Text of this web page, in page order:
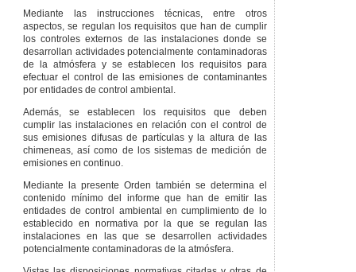
Mediante las instrucciones técnicas, entre otros
aspectos, se regulan los requisitos que han de cumplir
los controles externos de las instalaciones donde se
desarrollan actividades potencialmente contaminadoras
de la atmósfera y se establecen los requisitos para
efectuar el control de las emisiones de contaminantes
por entidades de control ambiental.
Además, se establecen los requisitos que deben
cumplir las instalaciones en relación con el control de
sus emisiones difusas de partículas y la altura de las
chimeneas, así como de los sistemas de medición de
emisiones en continuo.
Mediante la presente Orden también se determina el
contenido mínimo del informe que han de emitir las
entidades de control ambiental en cumplimiento de lo
establecido en normativa por la que se regulan las
instalaciones en las que se desarrollen actividades
potencialmente contaminadoras de la atmósfera.